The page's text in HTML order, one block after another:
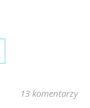
13 komentarzy